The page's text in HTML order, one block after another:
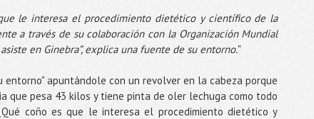
le interesa el procedimiento dietético y científico de la
a través de su colaboración con la Organización Mundial
en Ginebra”, explica una fuente de su entorno."
apuntándole con un revolver en la cabeza porque
que pesa 43 kilos y tiene pinta de oler lechuga como todo
coño es que le interesa el procedimiento dietético y